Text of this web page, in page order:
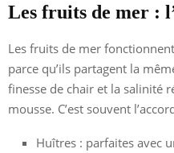
Les fruits de mer :
Les fruits de mer
parce qu’ils partagent la
finesse de chair et la salinité
mousse. C’est souvent
Huîtres : parfaites avec